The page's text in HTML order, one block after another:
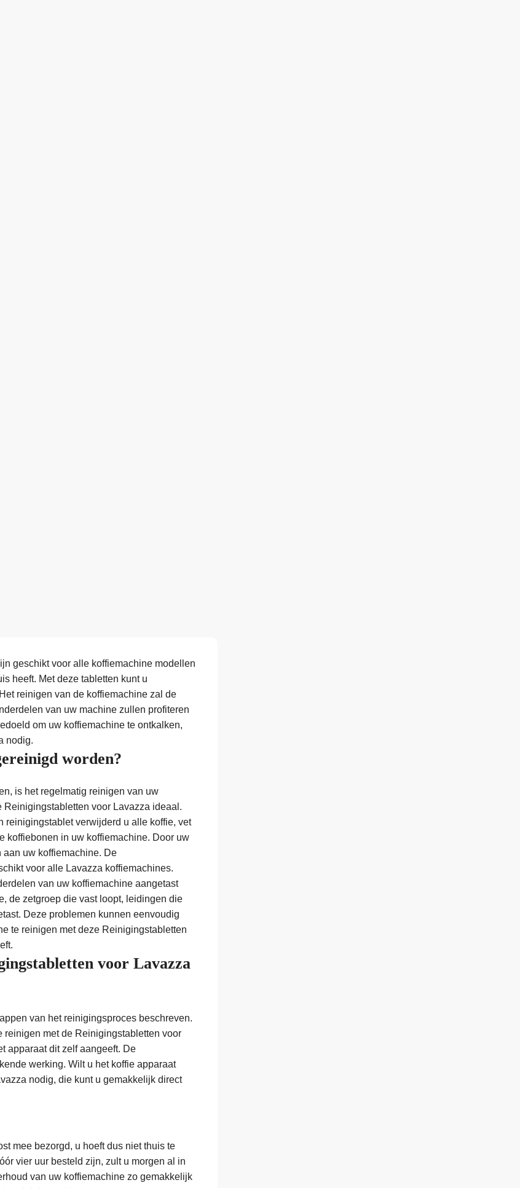
geschikt voor alle koffiemachine modellen
heeft. Met deze tabletten kunt u
reinigen van de koffiemachine zal de
van uw machine zullen profiteren
om uw koffiemachine te ontkalken,
nodig.
worden?
is het regelmatig reinigen van uw
voor Lavazza ideaal.
reinigingstablet verwijderd u alle koffie, vet
koffiebonen in uw koffiemachine. Door uw
aan uw koffiemachine. De
voor alle Lavazza koffiemachines.
van uw koffiemachine aangetast
de zetgroep die vast loopt, leidingen die
Deze problemen kunnen eenvoudig
te reinigen met deze Reinigingstabletten
voor Lavazza
van het reinigingsproces beschreven.
reinigen met de Reinigingstabletten voor
apparaat dit zelf aangeeft. De
werking. Wilt u het koffie apparaat
nodig, die kunt u gemakkelijk direct
mee bezorgd, u hoeft dus niet thuis te
vier uur besteld zijn, zult u morgen al in
van uw koffiemachine zo gemakkelijk